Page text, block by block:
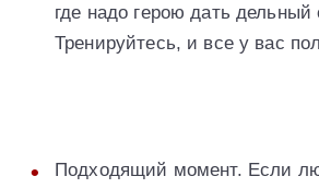
где надо герою дать дельный
Тренируйтесь, и все у вас
Подходящий момент. Если